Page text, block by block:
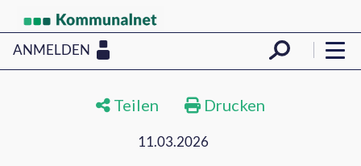
ANMELDEN
Teilen Drucken
11.03.2026